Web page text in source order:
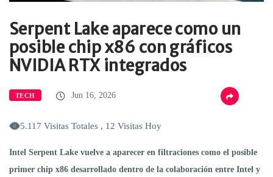
Serpent Lake aparece como un
posible chip x86 con gráficos
NVIDIA RTX integrados
TECH Jun 16, 2026
5.117 Visitas Totales , 12 Visitas Hoy
Intel Serpent Lake vuelve a aparecer en filtraciones como el posible
primer chip x86 desarrollado dentro de la colaboración entre Intel y